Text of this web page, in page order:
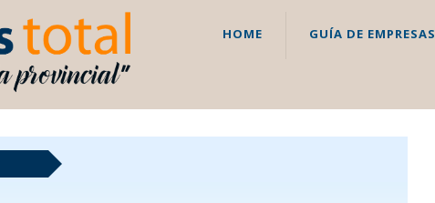
HOME GUÍA DE EMPRESAS